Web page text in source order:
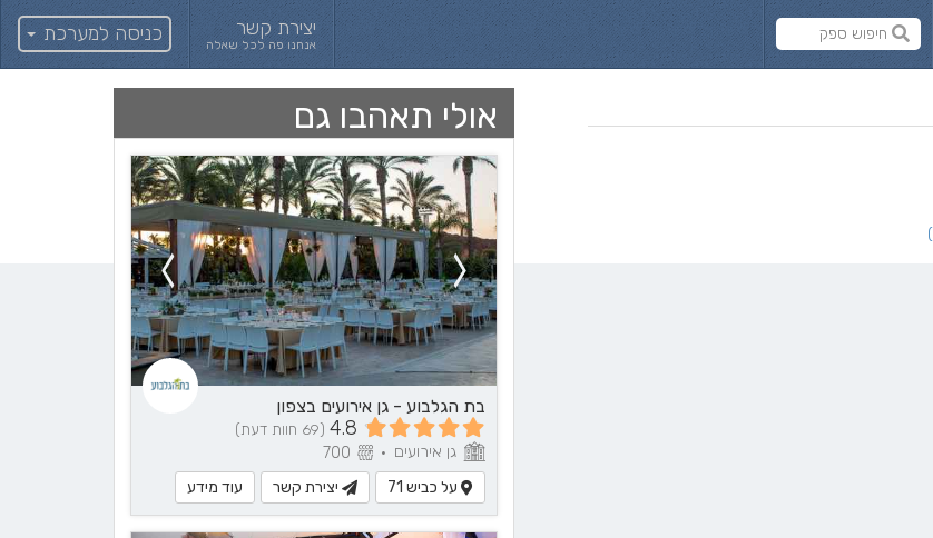
יצירת קשר
אנחנו פה לכל שאלה כניסה למערכת
אולי תאהבו גם
בת הגלבוע - גן אירועים בצפון
4.8 (69 חוות דעת)
גן אירועים •
על כביש 71
יצירת קשר עוד מידע